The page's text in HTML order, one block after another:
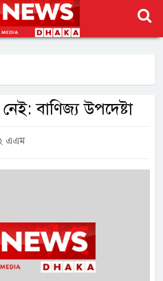
নেই: বাণিজ্য উপদেষ্টা
এএম